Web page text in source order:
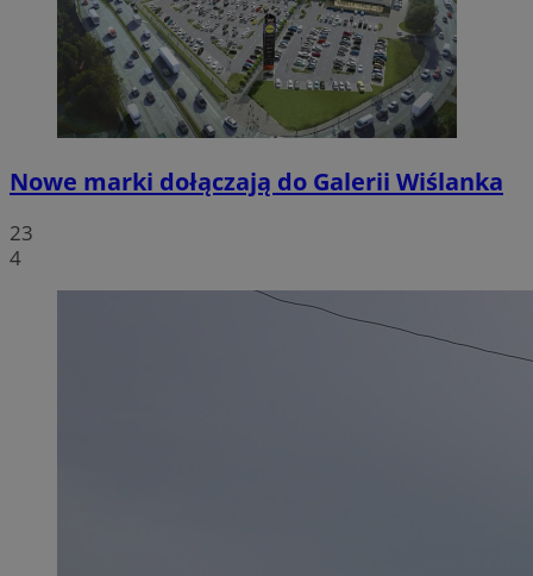
Nowe marki dołączają do Galerii Wiślanka
23
4